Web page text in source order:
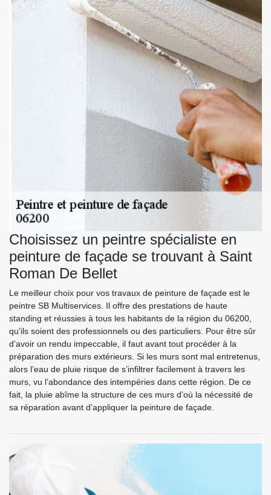
Choisissez un peintre spécialiste en
peinture de façade se trouvant à Saint
Roman De Bellet
Le meilleur choix pour vos travaux de peinture de façade est le
peintre SB Multiservices. Il offre des prestations de haute
standing et réussies à tous les habitants de la région du 06200,
qu’ils soient des professionnels ou des particuliers. Pour être sûr
d’avoir un rendu impeccable, il faut avant tout procéder à la
préparation des murs extérieurs. Si les murs sont mal entretenus,
alors l’eau de pluie risque de s’infiltrer facilement à travers les
murs, vu l’abondance des intempéries dans cette région. De ce
fait, la pluie abîme la structure de ces murs d’où la nécessité de
sa réparation avant d’appliquer la peinture de façade.